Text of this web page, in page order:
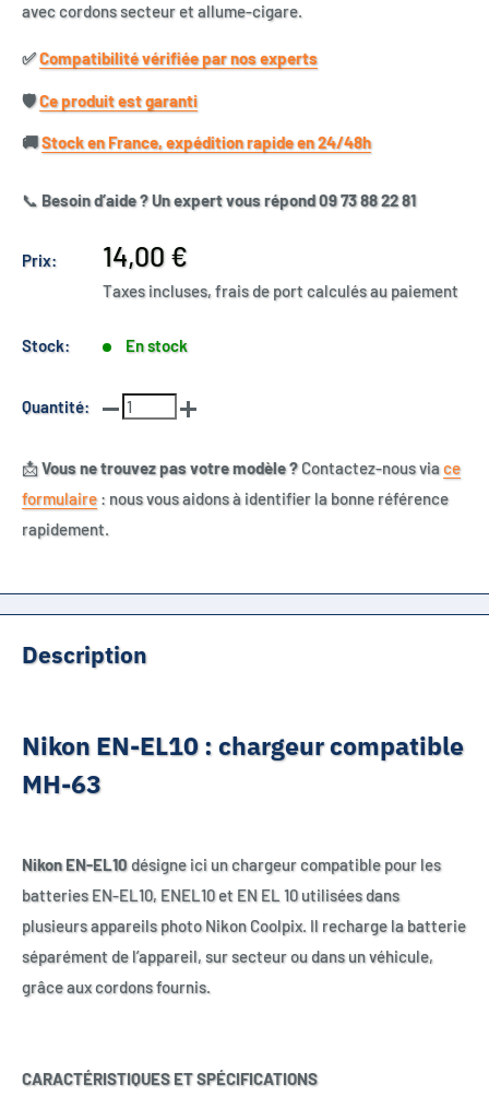
avec cordons secteur et allume-cigare.
✅​Compatibilité vérifiée par nos experts
🛡️​Ce produit est garanti
🚚​Stock en France, expédition rapide en 24/48h
📞 Besoin d’aide ? Un expert vous répond 09 73 88 22 81
Prix:
Prix
réduit
14,00 €
Taxes incluses, frais de port calculés au paiement
Stock: En stock
Quantité:
📩Vous ne trouvez pas votre modèle ?Contactez-nous viace
formulaire : nous vous aidons à identifier la bonne référence
rapidement.
Description
Nikon EN-EL10 : chargeur compatible
MH-63
Nikon EN-EL10désigne ici un chargeur compatible pour les
batteries EN-EL10, ENEL10 et EN EL 10 utilisées dans
plusieurs appareils photo Nikon Coolpix. Il recharge la batterie
séparément de l’appareil, sur secteur ou dans un véhicule,
grâce aux cordons fournis.
CARACTÉRISTIQUES ET SPÉCIFICATIONS